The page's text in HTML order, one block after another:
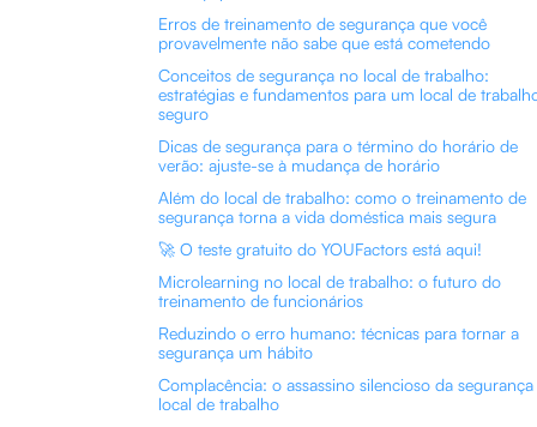
Erros de treinamento de segurança que você
provavelmente não sabe que está cometendo
Conceitos de segurança no local de trabalho:
estratégias e fundamentos para um local de
seguro
Dicas de segurança para o término do horário de
verão: ajuste-se à mudança de horário
Além do local de trabalho: como o treinamento de
segurança torna a vida doméstica mais segura
🚀 O teste gratuito do YOUFactors está aqui!
Microlearning no local de trabalho: o futuro do
treinamento de funcionários
Reduzindo o erro humano: técnicas para tornar a
segurança um hábito
Complacência: o assassino silencioso da
local de trabalho